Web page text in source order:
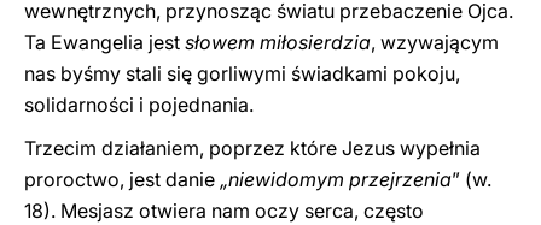
wewnętrznych, przynosząc światu przebaczenie Ojca.
Ta Ewangelia jest słowem miłosierdzia, wzywającym
nas byśmy stali się gorliwymi świadkami pokoju,
solidarności i pojednania.
Trzecim działaniem, poprzez które Jezus wypełnia
proroctwo, jest danie „niewidomym przejrzenia” (w.
18). Mesjasz otwiera nam oczy serca, często